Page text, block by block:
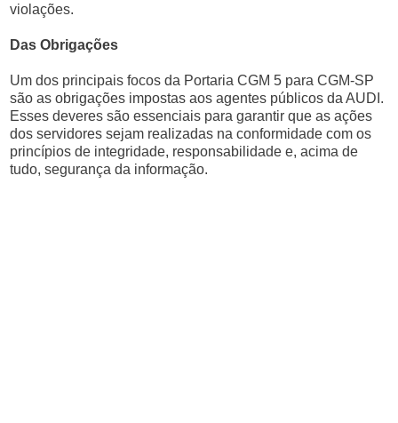
violações.
Das Obrigações
Um dos principais focos da Portaria CGM 5 para CGM-SP
são as obrigações impostas aos agentes públicos da AUDI.
Esses deveres são essenciais para garantir que as ações
dos servidores sejam realizadas na conformidade com os
princípios de integridade, responsabilidade e, acima de
tudo, segurança da informação.